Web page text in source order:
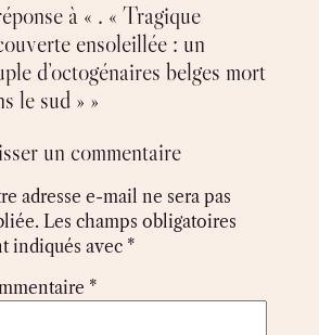
à « . « Tragique
ensoleillée : un
d’octogénaires belges mort
le sud » »
un commentaire
adresse e-mail ne sera pas
Les champs obligatoires
indiqués avec *
*